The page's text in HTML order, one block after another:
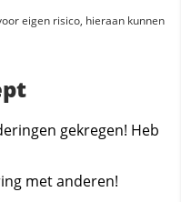
eigen risico, hieraan kunnen
gekregen! Heb
met anderen!